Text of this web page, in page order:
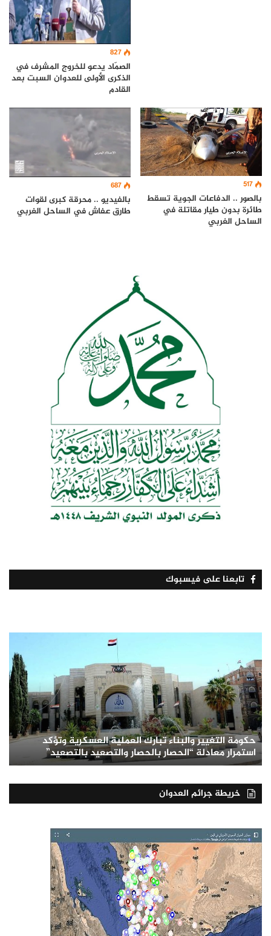
827
الصمّاد يدعو للخروج المشرف في
الذكرى الأولى للعدوان السبت بعد
القادم
517
بالصور .. الدفاعات الجوية تسقط
طائرة بدون طيار مقاتلة في
الساحل الغربي
687
بالفيديو .. محرقة كبرى لقوات
طارق عفاش في الساحل الغربي
تابعنا على فيسبوك
حكومة التغيير والبناء تبارك العملية العسكرية وتؤكد
استمرار معادلة “الحصار بالحصار والتصعيد بالتصعيد”
خريطة جرائم العدوان